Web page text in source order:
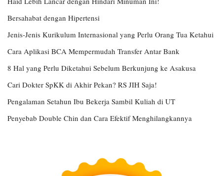
Bersahabat dengan Hipertensi
Jenis-Jenis Kurikulum Internasional yang Perlu Orang Tua Ketahui
Cara Aplikasi BCA Mempermudah Transfer Antar Bank
8 Hal yang Perlu Diketahui Sebelum Berkunjung ke Asakusa
Cari Dokter SpKK di Akhir Pekan? RS JIH Saja!
Pengalaman Setahun Ibu Bekerja Sambil Kuliah di UT
Penyebab Double Chin dan Cara Efektif Menghilangkannya